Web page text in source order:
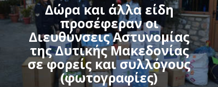
Δώρα και άλλα είδη
προσέφεραν οι
Διευθύνσεις Αστυνομίας
της Δυτικής Μακεδονίας
σε φορείς και συλλόγους
(φωτογραφίες)